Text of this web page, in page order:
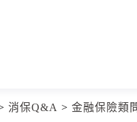
消保Q&A 金融保險類